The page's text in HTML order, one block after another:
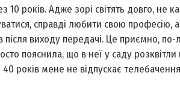
років. Адже зорі світять довго, не
справді любити свою професію,
виходу передачі. Це приємно,
пояснила, що в неї у саду розквітли
років мене не відпускає